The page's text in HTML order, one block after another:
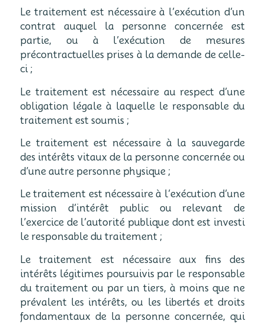
Le traitement est nécessaire à l’exécution d’un
contrat auquel la personne concernée est
partie, ou à l’exécution de mesures
précontractuelles prises à la demande de celle-
ci ;
Le traitement est nécessaire au respect d’une
obligation légale à laquelle le responsable du
traitement est soumis ;
Le traitement est nécessaire à la sauvegarde
des intérêts vitaux de la personne concernée ou
d’une autre personne physique ;
Le traitement est nécessaire à l’exécution d’une
mission d’intérêt public ou relevant de
l’exercice de l’autorité publique dont est investi
le responsable du traitement ;
Le traitement est nécessaire aux fins des
intérêts légitimes poursuivis par le responsable
du traitement ou par un tiers, à moins que ne
prévalent les intérêts, ou les libertés et droits
fondamentaux de la personne concernée, qui